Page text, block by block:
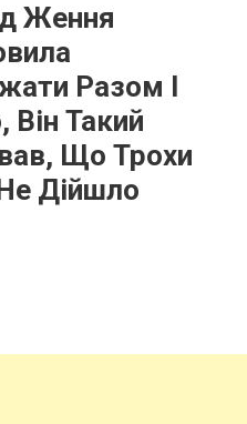
Ження
Разом І
Він Такий
Що Трохи
Дійшло